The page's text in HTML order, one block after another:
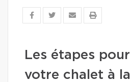
Les étapes
votre chalet à